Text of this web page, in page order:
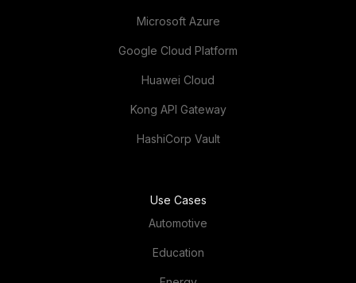
Microsoft Azure
Google Cloud Platform
Huawei Cloud
Kong API Gateway
HashiCorp Vault
Use Cases
Automotive
Education